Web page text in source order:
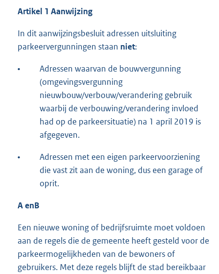
Artikel 1 Aanwijzing
In dit aanwijzingsbesluit adressen uitsluiting
parkeervergunningen staan niet:
•
Adressen waarvan de bouwvergunning
(omgevingsvergunning
nieuwbouw/verbouw/verandering gebruik
waarbij de verbouwing/verandering invloed
had op de parkeersituatie) na 1 april 2019 is
afgegeven.
•
Adressen met een eigen parkeervoorziening
die vast zit aan de woning, dus een garage of
oprit.
AenB
Een nieuwe woning of bedrijfsruimte moet voldoen
aan de regels die de gemeente heeft gesteld voor de
parkeermogelijkheden van de bewoners of
gebruikers. Met deze regels blijft de stad bereikbaar